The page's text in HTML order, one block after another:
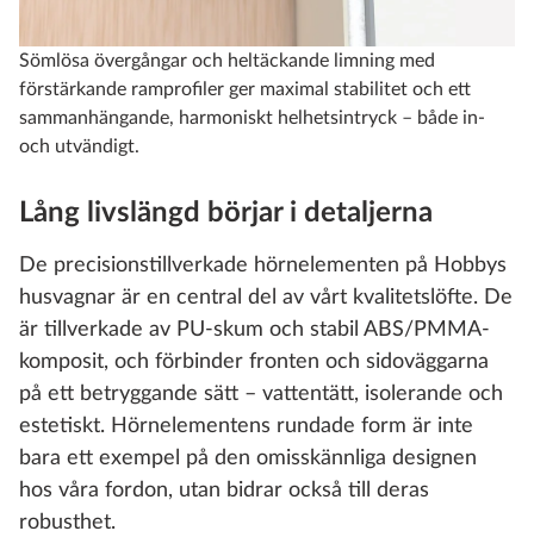
Sömlösa övergångar och heltäckande limning med
förstärkande ramprofiler ger maximal stabilitet och ett
sammanhängande, harmoniskt helhetsintryck – både in-
och utvändigt.
Lång livslängd börjar i detaljerna
De precisionstillverkade hörnelementen på Hobbys
husvagnar är en central del av vårt kvalitetslöfte. De
är tillverkade av PU-skum och stabil ABS/PMMA-
komposit, och förbinder fronten och sidoväggarna
på ett betryggande sätt – vattentätt, isolerande och
estetiskt. Hörnelementens rundade form är inte
bara ett exempel på den omisskännliga designen
hos våra fordon, utan bidrar också till deras
robusthet.